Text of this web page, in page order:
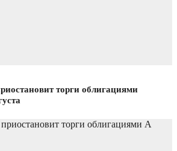
торги облигациями